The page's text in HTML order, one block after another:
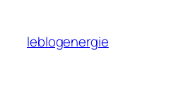
contenu
leblogenergie